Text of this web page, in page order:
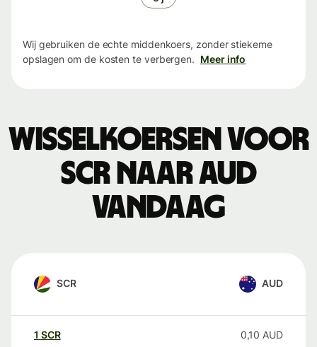
Wij gebruiken de echte middenkoers, zonder stiekeme
opslagen om de kosten te verbergen. Meer info
Wisselkoersen voor
SCR naar AUD
vandaag
SCR AUD
1 SCR 0,10 AUD